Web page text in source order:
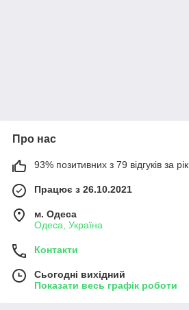
Про нас
93% позитивних з 79 відгуків за рік
Працює з 26.10.2021
м. Одеса
Одеса, Україна
Контакти
Сьогодні вихідний
Показати весь графік роботи